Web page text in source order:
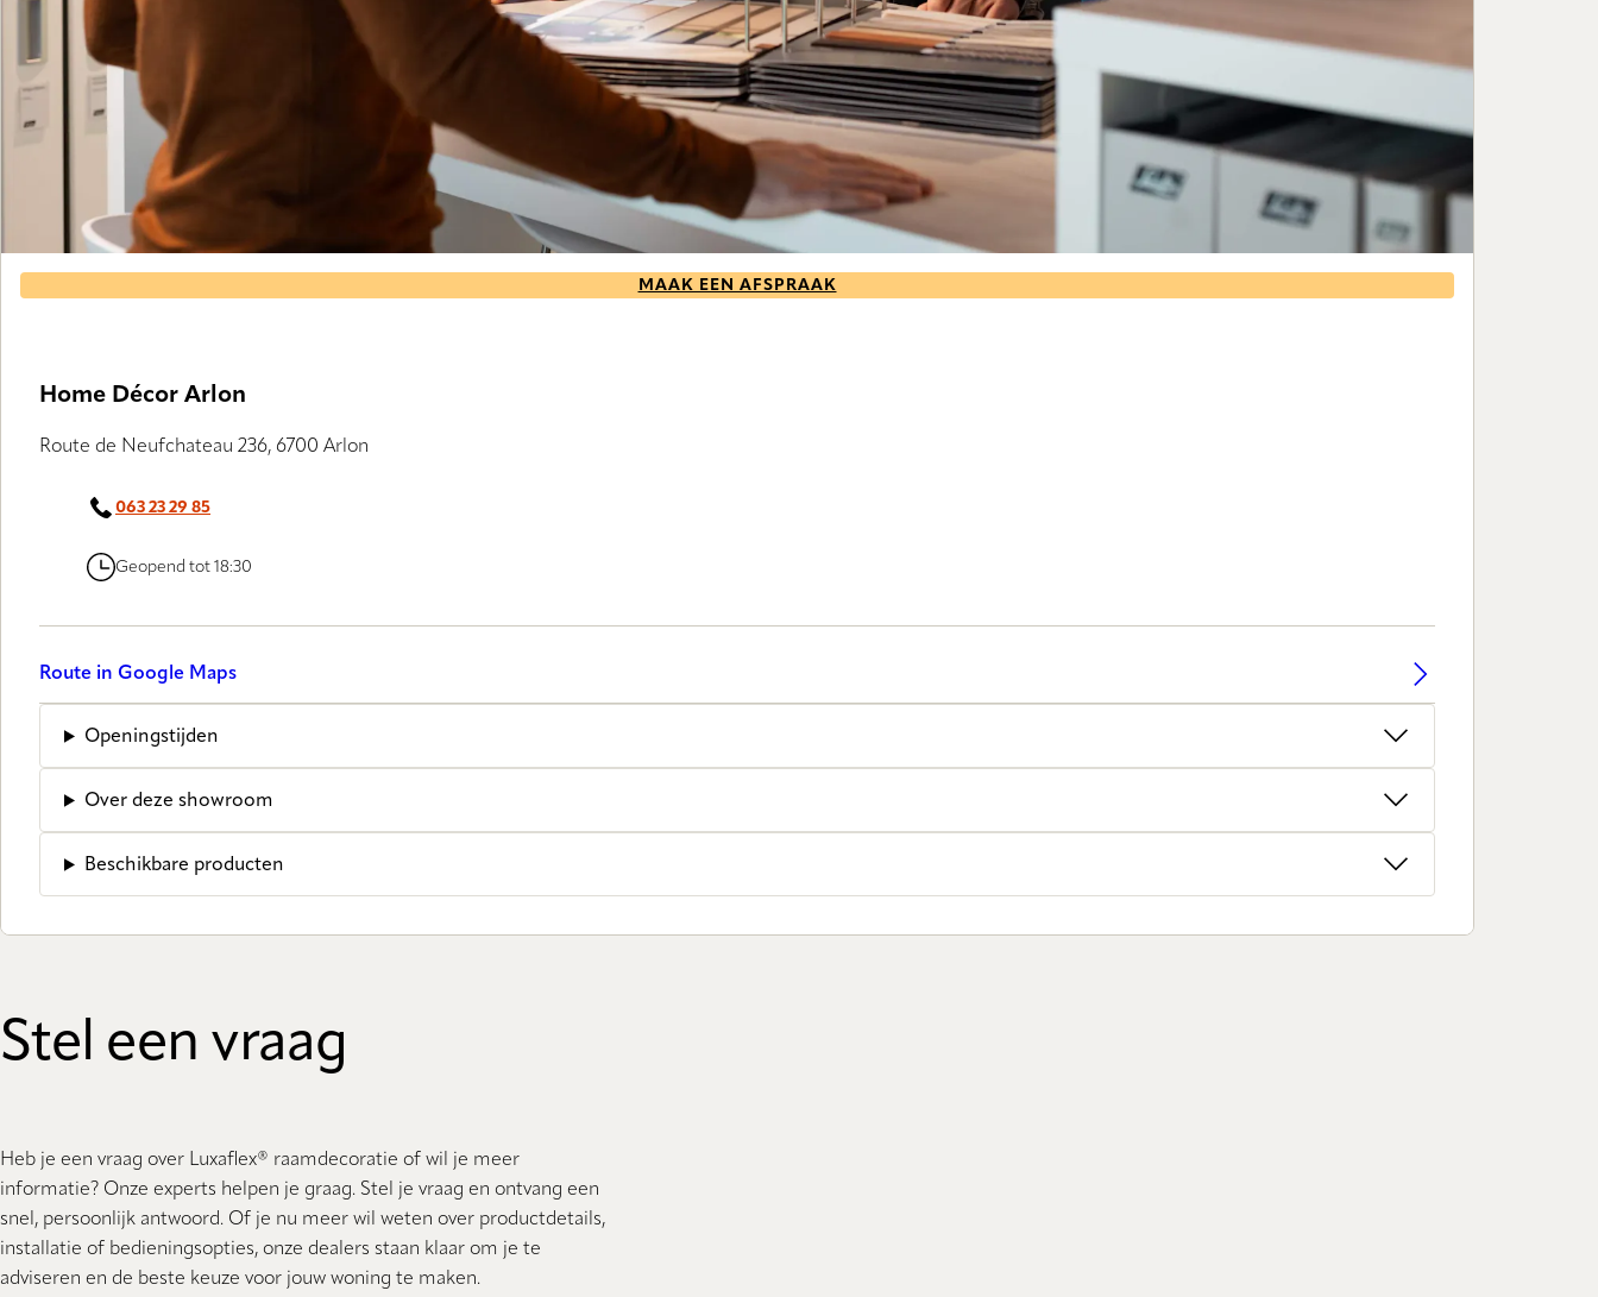
MAAK EEN AFSPRAAK
Home Décor Arlon
Route de Neufchateau 236, 6700 Arlon
063 23 29 85
Geopend tot 18:30
Route in Google Maps
Openingstijden
Over deze showroom
Beschikbare producten
Stel een vraag
Heb je een vraag over Luxaflex® raamdecoratie of wil je meer
informatie? Onze experts helpen je graag. Stel je vraag en ontvang een
snel, persoonlijk antwoord. Of je nu meer wil weten over productdetails,
installatie of bedieningsopties, onze dealers staan ​​klaar om je te
adviseren en de beste keuze voor jouw woning te maken.